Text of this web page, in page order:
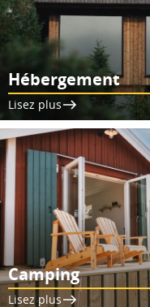
Hébergement
Lisez plus
Camping
Lisez plus